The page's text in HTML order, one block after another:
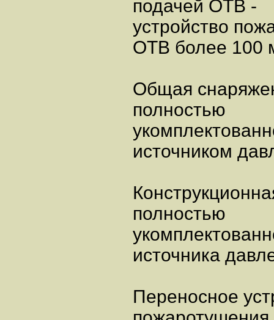
подачей ОТВ -
устройство
ОТВ более 100
Общая
полностью
источником
полностью
источника
Переносное